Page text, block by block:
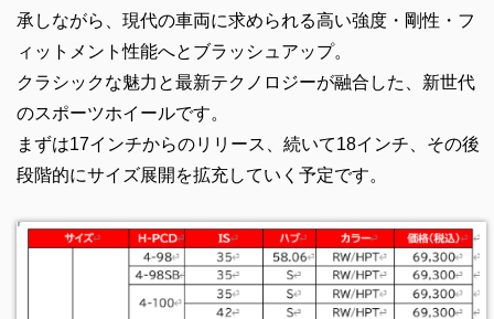
承しながら、現代の車両に求められる高い強度・剛性・フ
ィットメント性能へとブラッシュアップ。
クラシックな魅力と最新テクノロジーが融合した、新世代
のスポーツホイールです。
まずは17インチからのリリース、続いて18インチ、その後
段階的にサイズ展開を拡充していく予定です。